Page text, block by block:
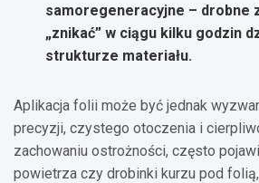
samoregeneracyjne – drobne
„znikać” w ciągu kilku godzin
strukturze materiału.
Aplikacja folii może być jednak
precyzji, czystego otoczenia i
zachowaniu ostrożności, często
powietrza czy drobinki kurzu pod folią,